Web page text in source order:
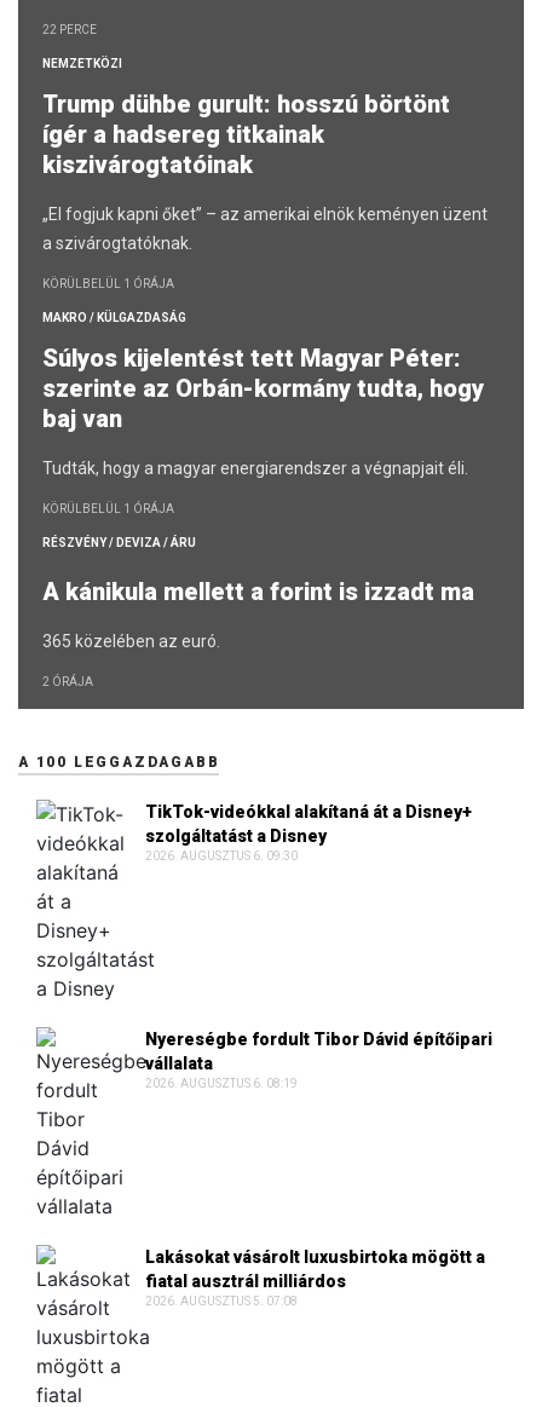
22 PERCE
NEMZETKÖZI
Trump dühbe gurult: hosszú börtönt
ígér a hadsereg titkainak
kiszivárogtatóinak
„El fogjuk kapni őket” – az amerikai elnök keményen üzent
a szivárogtatóknak.
KÖRÜLBELÜL 1 ÓRÁJA
MAKRO / KÜLGAZDASÁG
Súlyos kijelentést tett Magyar Péter:
szerinte az Orbán-kormány tudta, hogy
baj van
Tudták, hogy a magyar energiarendszer a végnapjait éli.
KÖRÜLBELÜL 1 ÓRÁJA
RÉSZVÉNY / DEVIZA / ÁRU
A kánikula mellett a forint is izzadt ma
365 közelében az euró.
2 ÓRÁJA
A 100 LEGGAZDAGABB
TikTok-videókkal alakítaná át a Disney+
szolgáltatást a Disney
2026. AUGUSZTUS 6. 09:30
Nyereségbe fordult Tibor Dávid építőipari
vállalata
2026. AUGUSZTUS 6. 08:19
Lakásokat vásárolt luxusbirtoka mögött a
fiatal ausztrál milliárdos
2026. AUGUSZTUS 5. 07:08